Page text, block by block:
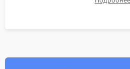
качества молочной пены. Контроль